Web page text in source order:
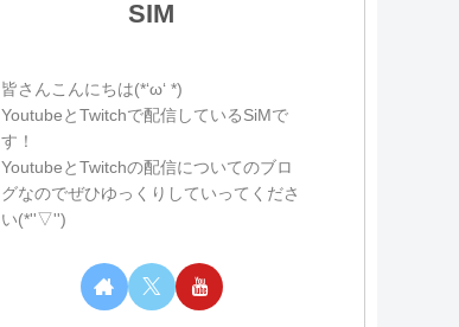
SIM
皆さんこんにちは(*‘ω‘ *)
YoutubeとTwitchで配信しているSiMで
す！
YoutubeとTwitchの配信についてのブロ
グなのでぜひゆっくりしていってくださ
い(*''▽'')